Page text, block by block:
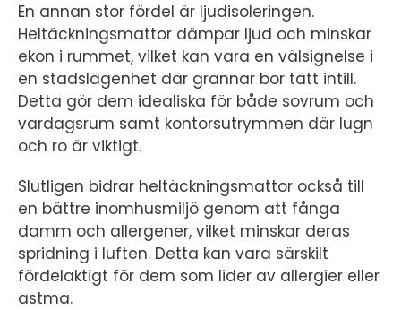
En annan stor fördel är ljudisoleringen.
Heltäckningsmattor dämpar ljud och minskar
ekon i rummet, vilket kan vara en välsignelse i
en stadslägenhet där grannar bor tätt intill.
Detta gör dem idealiska för både sovrum och
vardagsrum samt kontorsutrymmen där lugn
och ro är viktigt.
Slutligen bidrar heltäckningsmattor också till
en bättre inomhusmiljö genom att fånga
damm och allergener, vilket minskar deras
spridning i luften. Detta kan vara särskilt
fördelaktigt för dem som lider av allergier eller
astma.